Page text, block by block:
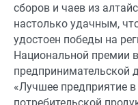
сборов и чаев из
настолько удачным,
удостоен победы на
Национальной премии
предпринимательской
«Лучшее предприятие